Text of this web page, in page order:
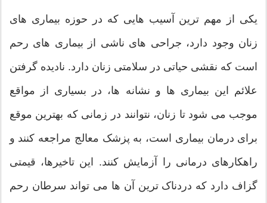
یکی از مهم ترین آسیب هایی که در حوزه بیماری های
زنان وجود دارد، جراحی های ناشی از بیماری های رحم
است که نقشی حیاتی در سلامتی زنان دارد. نادیده گرفتن
علائم این بیماری ها و نشانه ها، در بسیاری از مواقع
موجب می شود تا زنان، نتوانند در زمانی که بهترین موقع
برای درمان بیماری است، به پزشک معالج مراجعه کنند و
راهکارهای درمانی را آزمایش کنند. این تاخیرها، قیمتی
گزاف دارد که دردناک ترین آن ها می تواند سرطان رحم